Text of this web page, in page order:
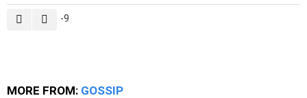
-9
MORE FROM: GOSSIP